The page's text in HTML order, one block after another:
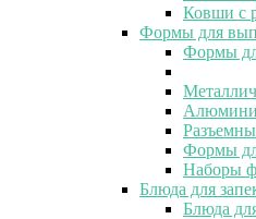
Ковши с
Формы для
Формы
Формы
Наборы
Блюда для
Блюда